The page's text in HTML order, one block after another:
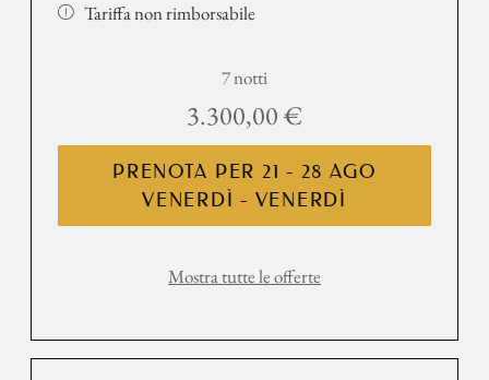
Tariffa non rimborsabile
7 notti
3.300,00 €
PRENOTA PER 21 - 28 AGO
VENERDÌ - VENERDÌ
Mostra tutte le offerte